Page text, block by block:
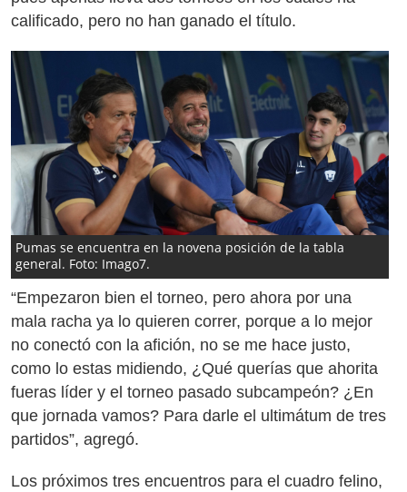
calificado, pero no han ganado el título.
Pumas se encuentra en la novena posición de la tabla
general. Foto: Imago7.
“Empezaron bien el torneo, pero ahora por una
mala racha ya lo quieren correr, porque a lo mejor
no conectó con la afición, no se me hace justo,
como lo estas midiendo, ¿Qué querías que ahorita
fueras líder y el torneo pasado subcampeón? ¿En
que jornada vamos? Para darle el ultimátum de tres
partidos”, agregó.
Los próximos tres encuentros para el cuadro felino,